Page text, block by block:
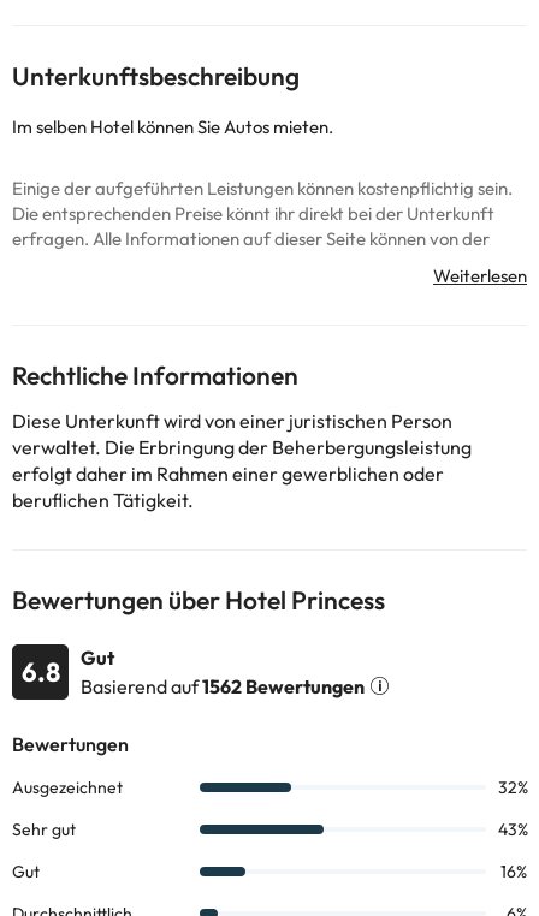
Unterkunftsbeschreibung
Im selben Hotel können Sie Autos mieten.
Einige der aufgeführten Leistungen können kostenpflichtig sein.
Die entsprechenden Preise könnt ihr direkt bei der Unterkunft
erfragen. Alle Informationen auf dieser Seite können von der
Unterkunft geändert werden. Wenn ihr Fragen habt, kontaktiert
Rechtliche Informationen
Diese Unterkunft wird von einer juristischen Person
verwaltet. Die Erbringung der Beherbergungsleistung
erfolgt daher im Rahmen einer gewerblichen oder
beruflichen Tätigkeit.
Bewertungen über Hotel Princess
6.8
Gut
Basierend auf1562 Bewertungen